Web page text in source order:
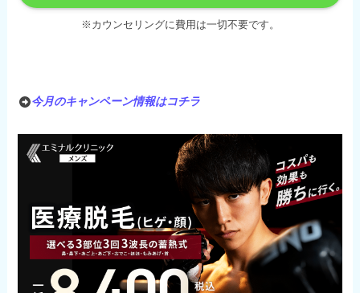
※カウンセリングに費用は一切不要です。
今月のキャンペーン情報はコチラ